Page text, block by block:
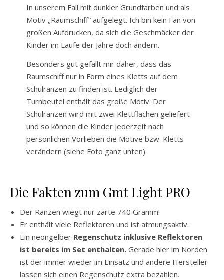
In unserem Fall mit dunkler Grundfarben und als
Motiv „Raumschiff“ aufgelegt. Ich bin kein Fan von
großen Aufdrucken, da sich die Geschmäcker der
Kinder im Laufe der Jahre doch ändern.
Besonders gut gefällt mir daher, dass das
Raumschiff nur in Form eines Kletts auf dem
Schulranzen zu finden ist. Lediglich der
Turnbeutel enthält das große Motiv. Der
Schulranzen wird mit zwei Klettflächen geliefert
und so können die Kinder jederzeit nach
persönlichen Vorlieben die Motive bzw. Kletts
verändern (siehe Foto ganz unten).
Die Fakten zum Gmt Light PRO
Der Ranzen wiegt nur zarte 740 Gramm!
Er enthält viele Reflektoren und ist atmungsaktiv.
Ein neongelber Regenschutz inklusive Reflektoren
ist bereits im Set enthalten. Gerade hier im Norden
ist der immer wieder im Einsatz und andere Hersteller
lassen sich einen Regenschutz extra bezahlen.